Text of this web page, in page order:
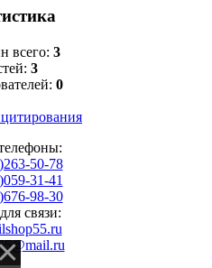
всего: 3
3
0
50-78
31-41
98-30
связи: